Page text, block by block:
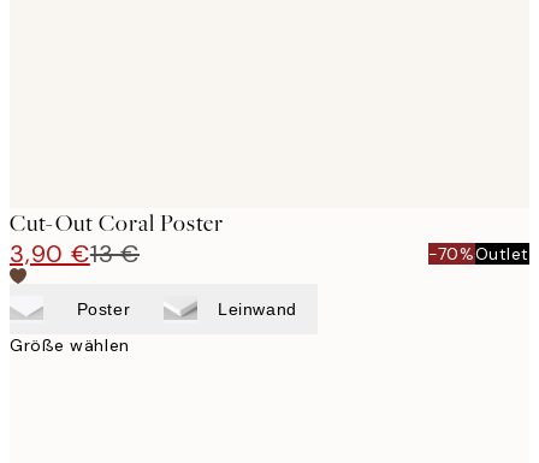
Cut-Out Coral Poster
3,90 €13 € -70%Outlet
Poster Leinwand
Größe wählen